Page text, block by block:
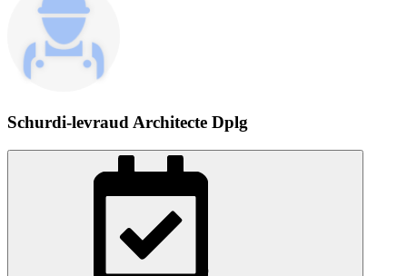
Schurdi-levraud Architecte Dplg